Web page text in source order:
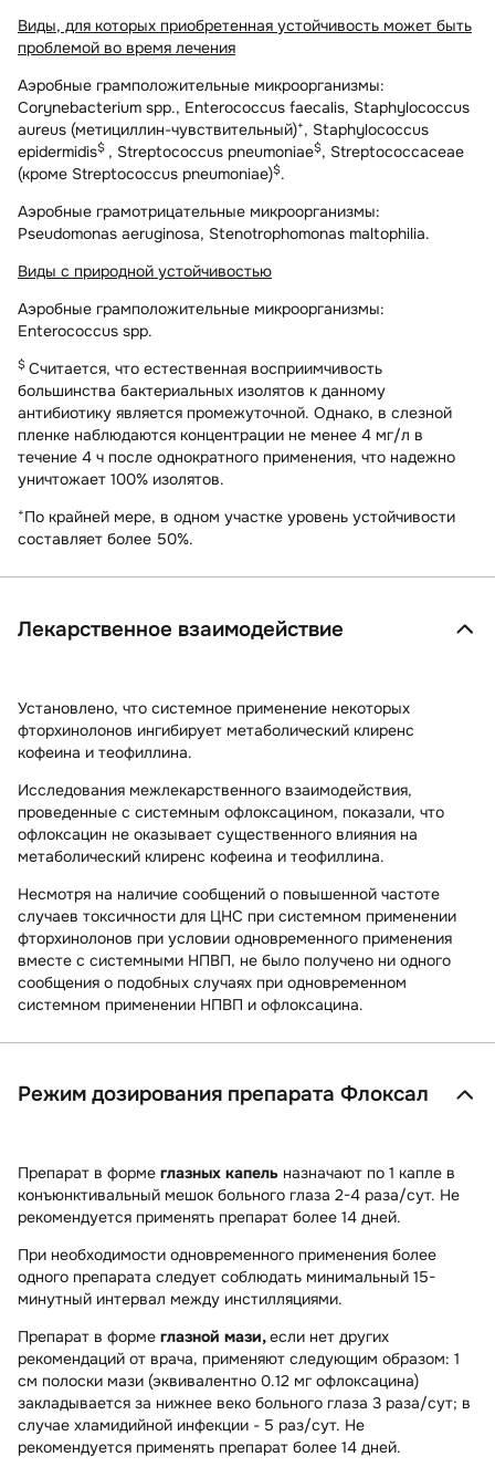
Виды, для которых приобретенная устойчивость может быть
проблемой во время лечения
Аэробные грамположительные микроорганизмы:
Corynebacterium spp., Enterococcus faecalis, Staphylococcus
aureus (метициллин-чувствительный)+, Staphylococcus
epidermidis$ , Streptococcus pneumoniae$, Streptococcaceae
(кроме Streptococcus pneumoniae)$.
Аэробные грамотрицательные микроорганизмы:
Pseudomonas aeruginosa, Stenotrophomonas maltophilia.
Виды с природной устойчивостью
Аэробные грамположительные микроорганизмы:
Enterococcus spp.
$ Считается, что естественная восприимчивость
большинства бактериальных изолятов к данному
антибиотику является промежуточной. Однако, в слезной
пленке наблюдаются концентрации не менее 4 мг/л в
течение 4 ч после однократного применения, что надежно
уничтожает 100% изолятов.
+По крайней мере, в одном участке уровень устойчивости
составляет более 50%.
Лекарственное взаимодействие
Установлено, что системное применение некоторых
фторхинолонов ингибирует метаболический клиренс
кофеина и теофиллина.
Исследования межлекарственного взаимодействия,
проведенные с системным офлоксацином, показали, что
офлоксацин не оказывает существенного влияния на
метаболический клиренс кофеина и теофиллина.
Несмотря на наличие сообщений о повышенной частоте
случаев токсичности для ЦНС при системном применении
фторхинолонов при условии одновременного применения
вместе с системными НПВП, не было получено ни одного
сообщения о подобных случаях при одновременном
системном применении НПВП и офлоксацина.
Режим дозирования препарата Флоксал
Препарат в форме глазных капель назначают по 1 капле в
конъюнктивальный мешок больного глаза 2-4 раза/сут. Не
рекомендуется применять препарат более 14 дней.
При необходимости одновременного применения более
одного препарата следует соблюдать минимальный 15-
минутный интервал между инстилляциями.
Препарат в форме глазной мази,если нет других
рекомендаций от врача, применяют следующим образом: 1
см полоски мази (эквивалентно 0.12 мг офлоксацина)
закладывается за нижнее веко больного глаза 3 раза/сут; в
случае хламидийной инфекции - 5 раз/сут. Не
рекомендуется применять препарат более 14 дней.